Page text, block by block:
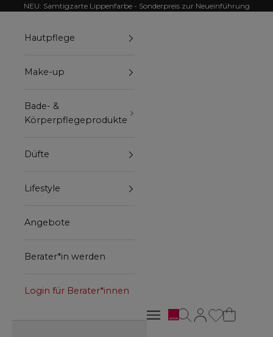
Zum Inhalt springen
NEU: Samtigzarte Lippenfarbe - Sonderpreis zur Neueinführung
Avon
Navigationsmenü öffnen
Suche öffnen
Hautpflege
Make-up
Bade- &
Körperpflegeprodukte
Düfte
Lifestyle
Angebote
Berater*in werden
Login für Berater*innen